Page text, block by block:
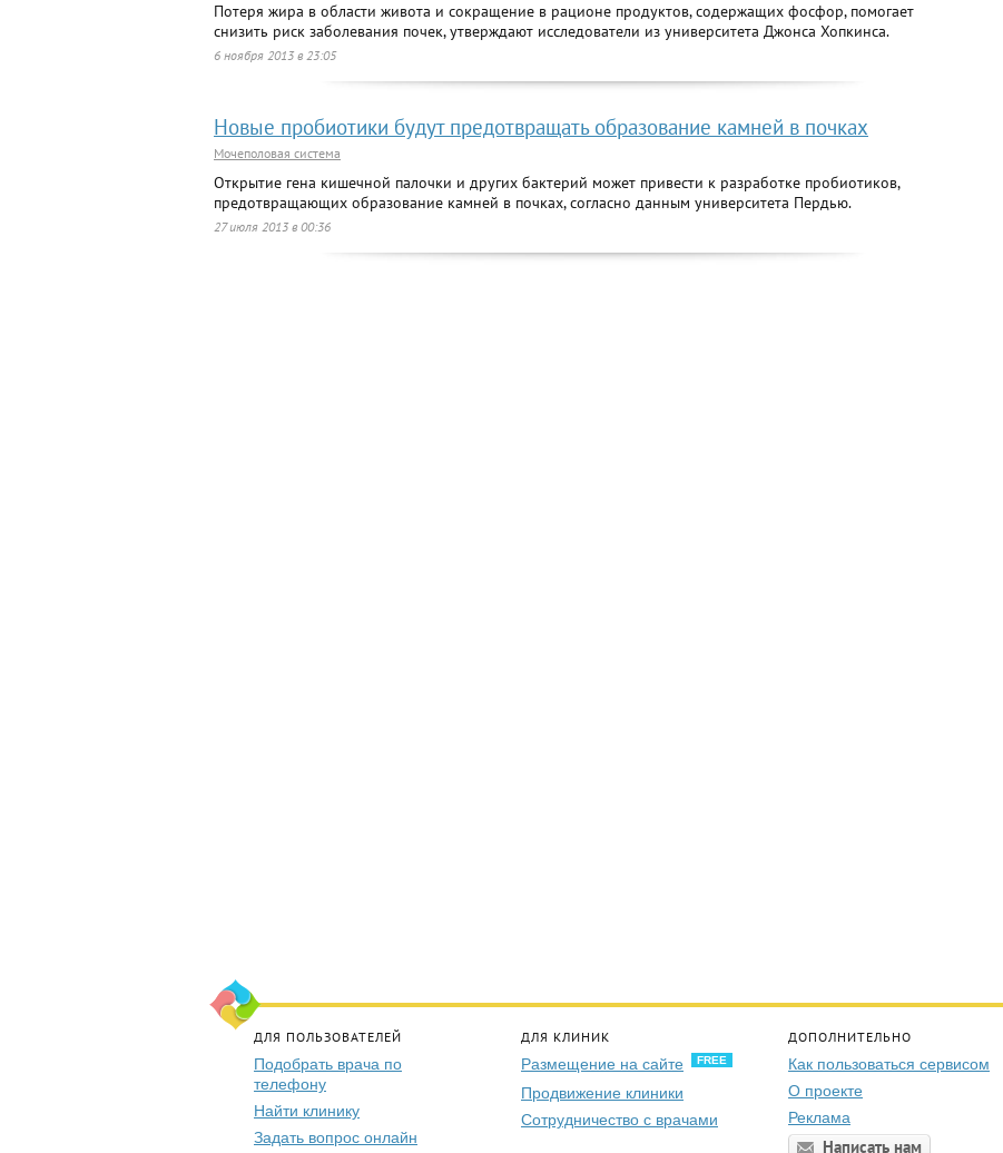
Потеря жира в области живота и сокращение в рационе продуктов, содержащих фосфор, помогает
снизить риск заболевания почек, утверждают исследователи из университета Джонса Хопкинса.
6 ноября 2013 в 23:05
Новые пробиотики будут предотвращать образование камней в почках
Мочеполовая система
Открытие гена кишечной палочки и других бактерий может привести к разработке пробиотиков,
предотвращающих образование камней в почках, согласно данным университета Пердью.
27 июля 2013 в 00:36
ДЛЯ ПОЛЬЗОВАТЕЛЕЙ
Подобрать врача по
телефону
Найти клинику
Задать вопрос онлайн
ДЛЯ КЛИНИК
Размещение на сайте FREE
Продвижение клиники
Сотрудничество с врачами
ДОПОЛНИТЕЛЬНО
Как пользоваться сервисом
О проекте
Реклама
Написать нам